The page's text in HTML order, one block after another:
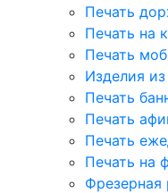
Печать
Печать на
Печать
Изделия
Печать
Печать
Печать
Печать на
Фрезерная